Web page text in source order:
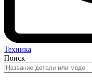
Техника
Поиск